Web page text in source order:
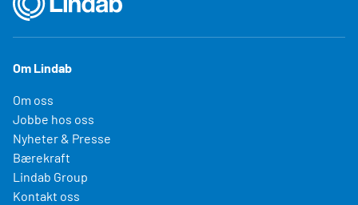
Om Lindab
Om oss
Jobbe hos oss
Nyheter & Presse
Bærekraft
Lindab Group
Kontakt oss